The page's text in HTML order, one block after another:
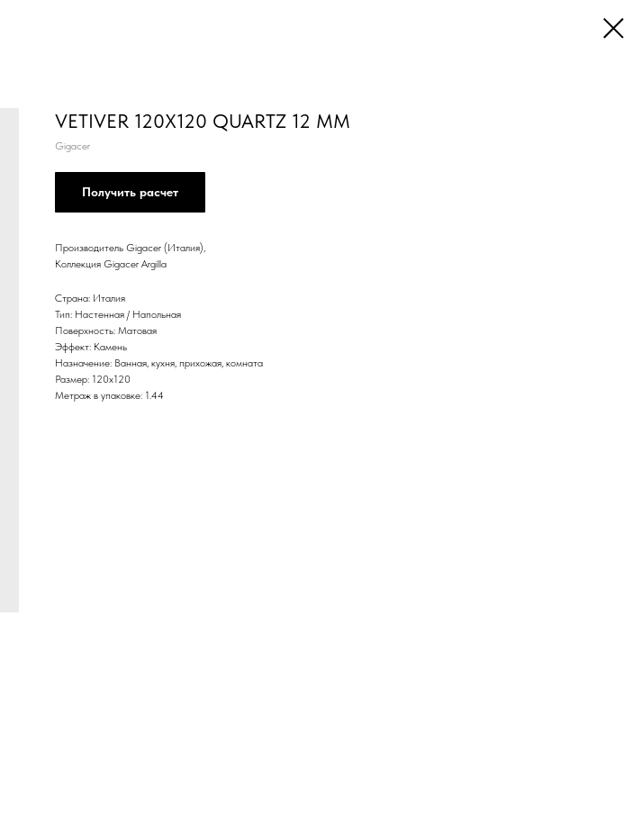
VETIVER 120X120 QUARTZ 12 MM
Gigacer
Получить расчет
Производитель Gigacer (Италия),
Коллекция Gigacer Argilla
Страна: Италия
Тип: Настенная / Напольная
Поверхность: Матовая
Эффект: Камень
Назначение: Ванная, кухня, прихожая, комната
Размер: 120х120
Метраж в упаковке: 1.44